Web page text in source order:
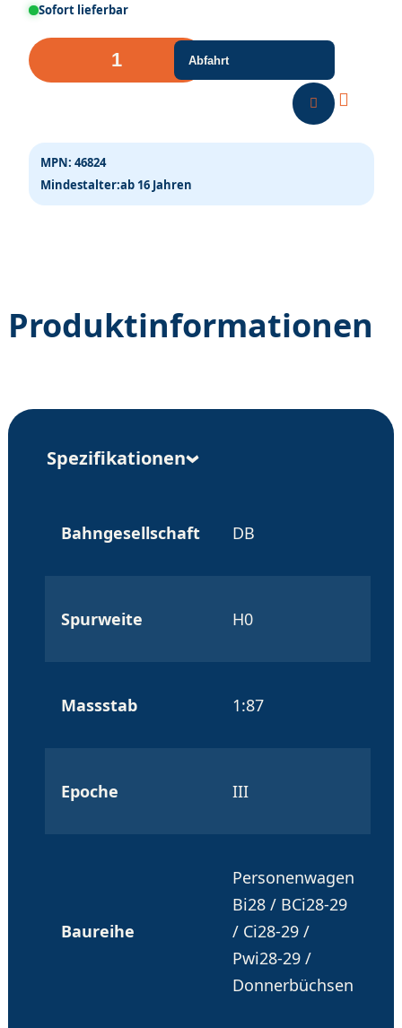
Sofort lieferbar
H0
PWG
III
DC+
LED
Abfahrt
MPN: 46824
Mindestalter:ab 16 Jahren
Produktinformationen
Spezifikationen
Bahngesellschaft DB
Spurweite H0
Massstab 1:87
Epoche III
Baureihe
Personenwagen
Bi28 / BCi28-29
/ Ci28-29 /
Pwi28-29 /
Donnerbüchsen